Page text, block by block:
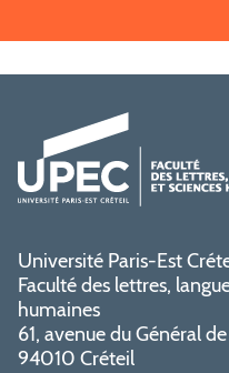
Université Paris-Est
Faculté des lettres,
humaines
61, avenue du Général
94010 Créteil